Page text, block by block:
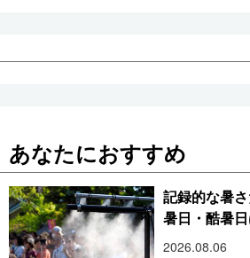
あなたにおすすめ
記録的な暑
暑日・酷暑
2026.08.06